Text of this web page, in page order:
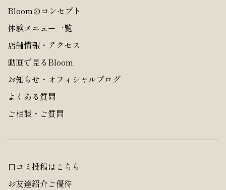
Bloomのコンセプト
体験メニュー一覧
店舗情報・アクセス
動画で見るBloom
お知らせ・オフィシャルブログ
よくある質問
ご相談・ご質問
口コミ投稿はこちら
お友達紹介ご優待